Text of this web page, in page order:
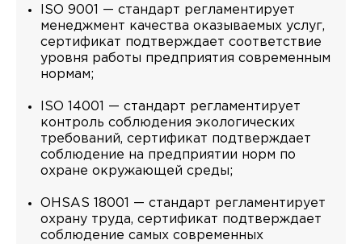
ISO 9001 — стандарт регламентирует
менеджмент качества оказываемых услуг,
сертификат подтверждает соответствие
уровня работы предприятия современным
нормам;
ISO 14001 — стандарт регламентирует
контроль соблюдения экологических
требований, сертификат подтверждает
соблюдение на предприятии норм по
охране окружающей среды;
OHSAS 18001 — стандарт регламентирует
охрану труда, сертификат подтверждает
соблюдение самых современных